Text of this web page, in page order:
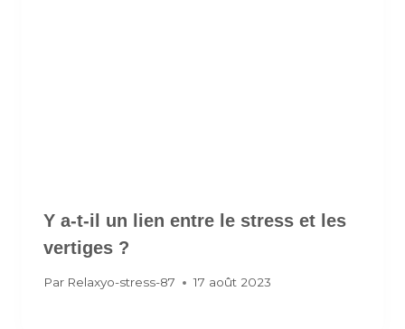
Y a-t-il un lien entre le stress et les
vertiges ?
Par Relaxyo-stress-87 17 août 2023